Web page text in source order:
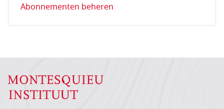
Abonnementen beheren